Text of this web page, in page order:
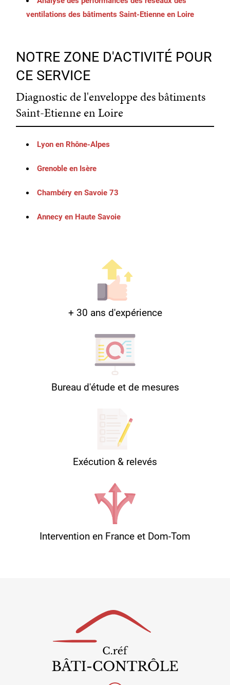
ventilations des bâtiments Saint-Etienne en Loire
NOTRE ZONE D'ACTIVITÉ POUR
CE SERVICE
Diagnostic de l'enveloppe des bâtiments
Saint-Etienne en Loire
Lyon en Rhône-Alpes
Grenoble en Isère
Chambéry en Savoie 73
Annecy en Haute Savoie
+ 30 ans d'expérience
Bureau d'étude et de mesures
Exécution & relevés
Intervention en France et Dom-Tom